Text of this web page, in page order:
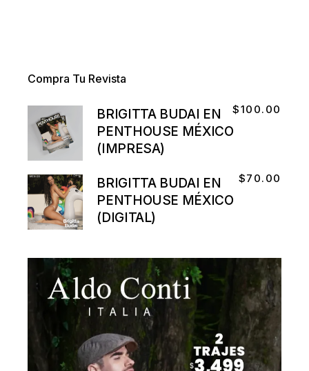
Compra Tu Revista
BRIGITTA BUDAI EN
PENTHOUSE MÉXICO
(IMPRESA)
$100.00
BRIGITTA BUDAI EN
PENTHOUSE MÉXICO
(DIGITAL)
$70.00